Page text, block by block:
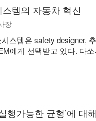
템의 자동차 혁신
장
스템은 safety designer,
에게 선택받고 있다. 다
행가능한 균형’에 대해